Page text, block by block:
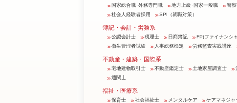
国家総合職･外務専門職 地方上級･国家一般職 警
社会人経験者採用
SPI（就職対策）
簿記・会計・労務系
公認会計士 税理士 日商簿記 FP(ファイナンシ
衛生管理者試験
人事総務検定 労務監査実践講座
不動産・建築・国際系
宅地建物取引士 不動産鑑定士 土地家屋調査士
通関士
福祉・医療系
保育士 社会福祉士 メンタルケア ケアマネジャ